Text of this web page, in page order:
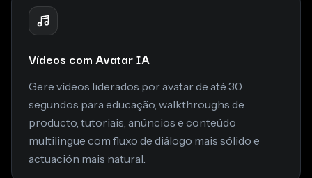
Vídeos com Avatar IA
Gere vídeos liderados por avatar de até 30
segundos para educação, walkthroughs de
producto, tutoriais, anúncios e conteúdo
multilingue com fluxo de diálogo mais sólido e
actuación mais natural.